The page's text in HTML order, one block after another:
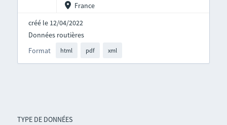
TYPE DE DONNÉES
France
créé le 12/04/2022
Format html pdf xml
Données routières